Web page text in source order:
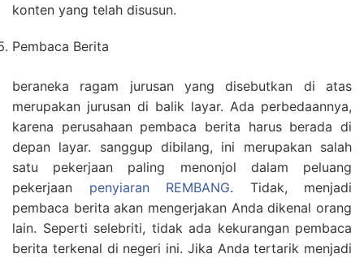
konten yang telah disusun.
Pembaca Berita
beraneka ragam jurusan yang disebutkan di atas
merupakan jurusan di balik layar. Ada perbedaannya,
karena perusahaan pembaca berita harus berada di
depan layar. sanggup dibilang, ini merupakan salah
satu pekerjaan paling menonjol dalam peluang
pekerjaan penyiaran REMBANG. Tidak, menjadi
pembaca berita akan mengerjakan Anda dikenal orang
lain. Seperti selebriti, tidak ada kekurangan pembaca
berita terkenal di negeri ini. Jika Anda tertarik menjadi